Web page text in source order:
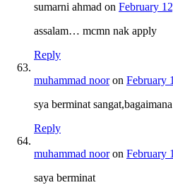
sumarni ahmad on February
assalam… mcmn nak apply
Reply
muhammad nooron February
sya berminat
Reply
muhammad nooron February
saya berminat